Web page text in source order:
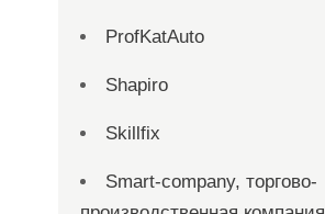
ProfKatAuto
Shapiro
Skillfix
Smart-company, торгово-